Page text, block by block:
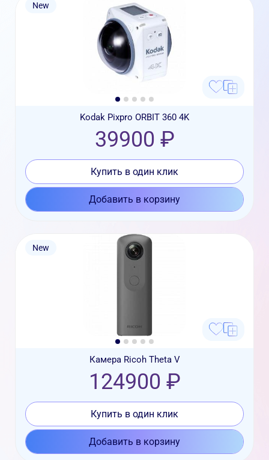
New
Kodak Pixpro ORBIT 360 4K
39900 ₽
Купить в один клик
Добавить в корзину
New
Камера Ricoh Theta V
124900 ₽
Купить в один клик
Добавить в корзину